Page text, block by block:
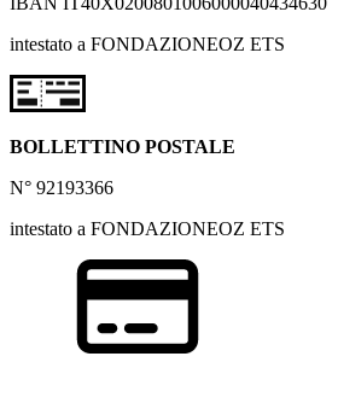
intestato a FONDAZIONEOZ ETS
BOLLETTINO POSTALE
N° 92193366
intestato a FONDAZIONEOZ ETS